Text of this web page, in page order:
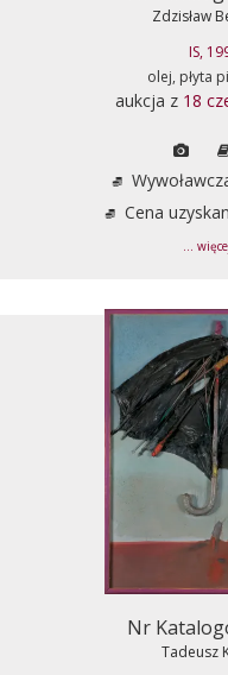
Zdzisław
IS,
olej, płyta
aukcja z 18
Cena
...
Nr
Tadeusz